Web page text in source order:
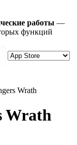
работы —
функций
Wrath
Wrath